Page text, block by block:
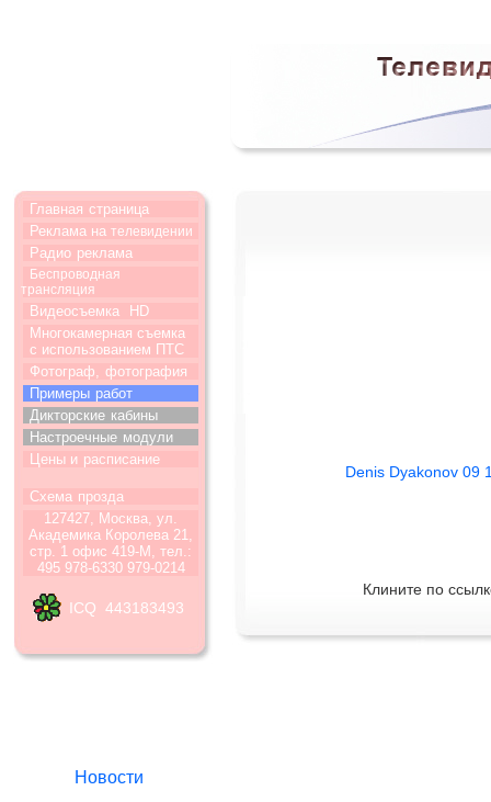
Главная страница
Реклама на телевидении
Радио реклама
Беспроводная
трансляция
Видеосъемка
HD
Многокамерная съемка
с использованием ПТС
Фотограф, фотография
Примеры работ
Дикторские кабины
Настроечные модули
Цены и расписание
Схема прозда
127427, Москва, ул.
Академика Королева 21,
стр. 1 офис 419-М, тел.:
495 978-6330 979-0214
ICQ 443183493
Denis Dyakonov 09
Клините по
Новости